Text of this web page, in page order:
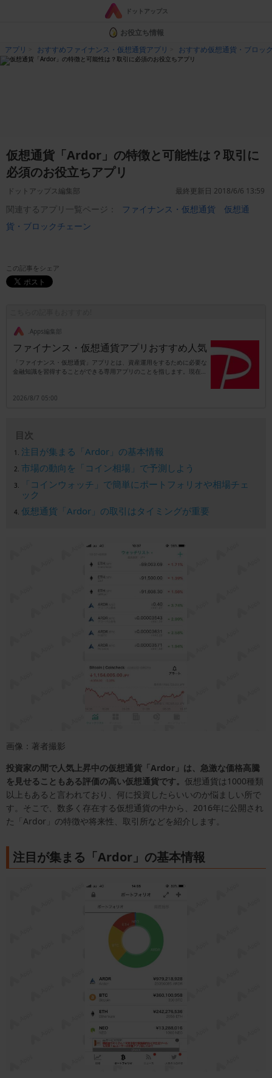
ドットアップス
お役立ち情報
アプリ
おすすめファイナンス・仮想通貨アプリ おすすめ仮想通貨・ブロッ
仮想通貨「Ardor」の特徴と可能性は？取引に
必須のお役立ちアプリ
ドットアップス編集部 最終更新日 2018/6/6 13:59
関連するアプリ一覧ページ： ファイナンス・仮想通貨
仮想通
貨・ブロックチェーン
この記事をシェア
.Apps編集部
ファイナンス・仮想通貨アプリおすすめ人気
「ファイナンス・仮想通貨」アプリとは、資産運用をするために必要な
金融知識を習得することができる専用アプリのことを指します。現在の
の生活資金を国の年金制度だけに頼ることができず、自分自身で準備し
貨をはじめとした新しい資産運用も増えてきており、それらすべてを自
用・仮想通貨アプリをひとつ持っているだけで、最新の金融知識を知る
ことができます。
2026/8/7 05:00
目次
注目が集まる「Ardor」の基本情報
市場の動向を「コイン相場」で予測しよう
「コインウォッチ」で簡単にポートフォリオや相場チェ
ック
仮想通貨「Ardor」の取引はタイミングが重要
画像：著者撮影
投資家の間で人気上昇中の仮想通貨「Ardor」は、急激な価格高騰
を見せることもある評価の高い仮想通貨です。 仮想通貨は1000種類
以上もあると言われており、何に投資したらいいのか悩ましい所で
す。そこで、数多く存在する仮想通貨の中から、2016年に公開され
た「Ardor」の特徴や将来性、取引所などを紹介します。
注目が集まる「Ardor」の基本情報